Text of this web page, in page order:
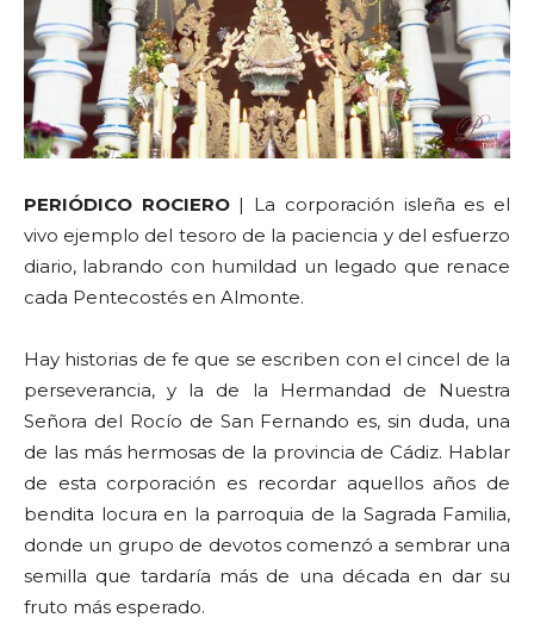
PERIÓDICO ROCIERO| La corporación isleña es el
vivo ejemplo del tesoro de la paciencia y del esfuerzo
diario, labrando con humildad un legado que renace
cada Pentecostés en Almonte.
Hay historias de fe que se escriben con el cincel de la
perseverancia, y la de la Hermandad de Nuestra
Señora del Rocío de San Fernando es, sin duda, una
de las más hermosas de la provincia de Cádiz. Hablar
de esta corporación es recordar aquellos años de
bendita locura en la parroquia de la Sagrada Familia,
donde un grupo de devotos comenzó a sembrar una
semilla que tardaría más de una década en dar su
fruto más esperado.